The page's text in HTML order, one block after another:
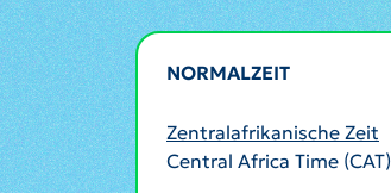
NORMALZEIT
Zentralafrikanische Zeit
Central Africa Time (CAT)